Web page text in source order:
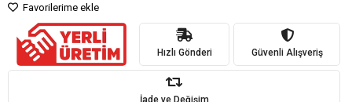
Favorilerime ekle
Hızlı Gönderi Güvenli Alışveriş
İade ve Değişim